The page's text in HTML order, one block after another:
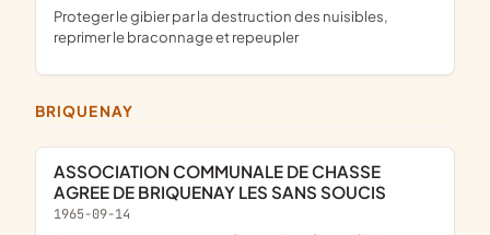
proteger le gibier par la destruction des nuisibles,
reprimer le braconnage et repeupler
BRIQUENAY
ASSOCIATION COMMUNALE DE CHASSE
AGREE DE BRIQUENAY LES SANS SOUCIS
1965-09-14